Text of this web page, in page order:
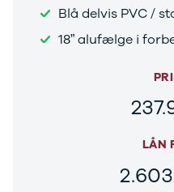
Rover
Sport
Se alle
CT200h
Mazda
Se alle
Mazda
Elbil
CX-5
Blå delvis PVC /
18” alufælge i
LÅN